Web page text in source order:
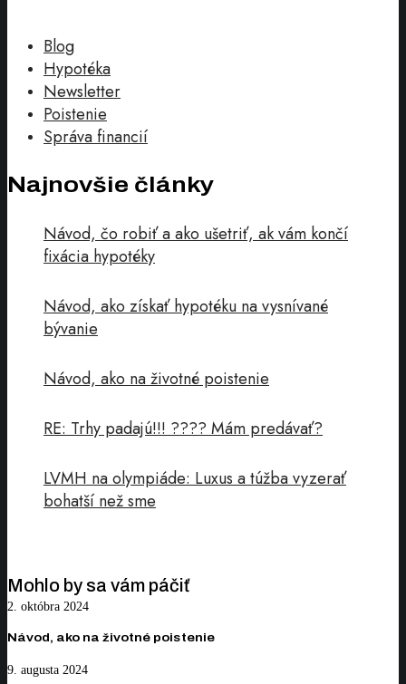
Blog
Hypotéka
Newsletter
Poistenie
Správa financií
Najnovšie články
Návod, čo robiť a ako ušetriť, ak vám končí
fixácia hypotéky
Návod, ako získať hypotéku na vysnívané
bývanie
Návod, ako na životné poistenie
RE: Trhy padajú!!! ???? Mám predávať?
LVMH na olympiáde: Luxus a túžba vyzerať
bohatší než sme
Mohlo by sa vám páčiť
Návod,
životné
2. októbra 2024
Návod, ako na životné poistenie
RE:
9. augusta 2024